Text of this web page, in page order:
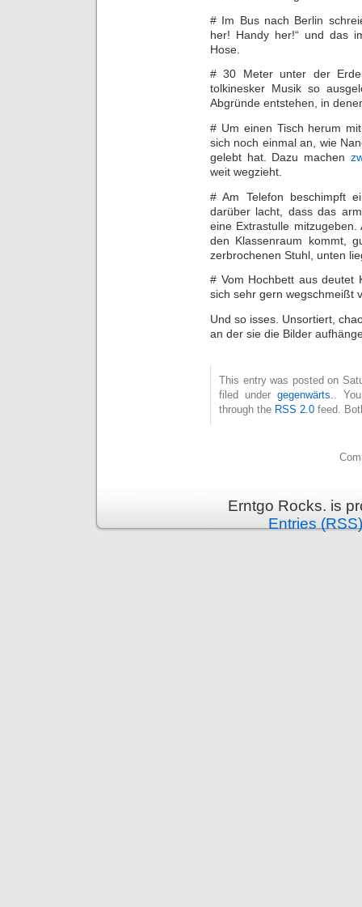
# Im Bus nach Berlin
her! Handy her!“ und das
Hose.
# 30 Meter unter der
tolkinesker Musik so
Abgründe entstehen, in
# Um einen Tisch herum
sich noch einmal an, wie
gelebt hat. Dazu machen
weit wegzieht.
# Am Telefon beschimpft
darüber lacht, dass das
eine Extrastulle
den Klassenraum kommt,
zerbrochenen Stuhl, unten
# Vom Hochbett aus deutet
sich sehr gern wegschmeißt
Und so isses. Unsortiert,
an der sie die Bilder
This entry was posted on
filed undergegenwärts.
.
through the RSS 2.0 feed.
Erntgo Rocks. is
Entries (RSS)